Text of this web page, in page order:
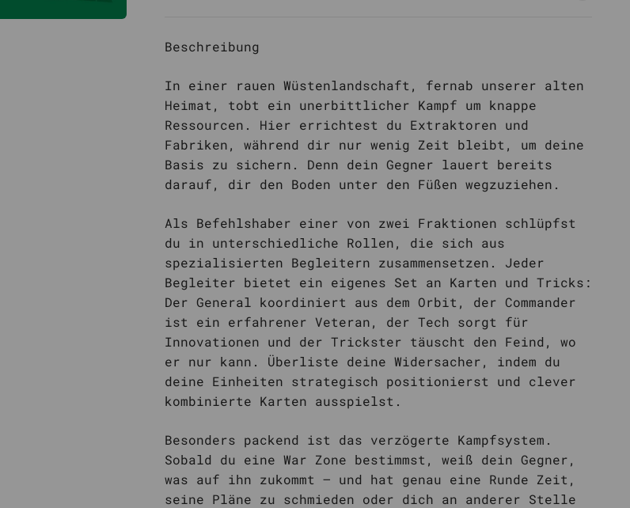
Beschreibung
In einer rauen Wüstenlandschaft, fernab unserer alten
Heimat, tobt ein unerbittlicher Kampf um knappe
Ressourcen. Hier errichtest du Extraktoren und
Fabriken, während dir nur wenig Zeit bleibt, um deine
Basis zu sichern. Denn dein Gegner lauert bereits
darauf, dir den Boden unter den Füßen wegzuziehen.
Als Befehlshaber einer von zwei Fraktionen schlüpfst
du in unterschiedliche Rollen, die sich aus
spezialisierten Begleitern zusammensetzen. Jeder
Begleiter bietet ein eigenes Set an Karten und Tricks:
Der General koordiniert aus dem Orbit, der Commander
ist ein erfahrener Veteran, der Tech sorgt für
Innovationen und der Trickster täuscht den Feind, wo
er nur kann. Überliste deine Widersacher, indem du
deine Einheiten strategisch positionierst und clever
kombinierte Karten ausspielst.
Besonders packend ist das verzögerte Kampfsystem.
Sobald du eine War Zone bestimmst, weiß dein Gegner,
was auf ihn zukommt – und hat genau eine Runde Zeit,
seine Pläne zu schmieden oder dich an anderer Stelle